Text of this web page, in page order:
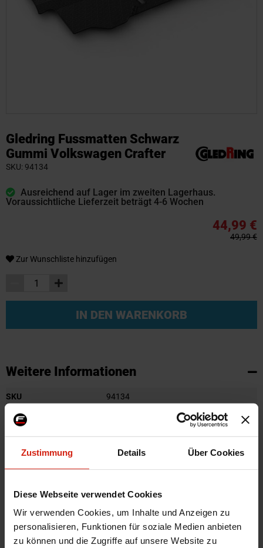
Zustimmung Details Über Cookies
Diese Webseite verwendet Cookies
Wir verwenden Cookies, um Inhalte und Anzeigen zu
personalisieren, Funktionen für soziale Medien anbieten
zu können und die Zugriffe auf unsere Website zu
Gledring Fussmatten Schwarz
Gummi Volkswagen Crafter
SKU 94134
Ausreichend auf Lager im zweiten Lagerhaus.
Voraussichtliche Lieferzeit beträgt 4-6 Wochen
49,99 €
44,99 €
Zur Wunschliste hinzufügen
IN DEN WARENKORB
Anfang
der
Bildgalerie
Weitere Informationen
Weitere
Informationen
SKU
94134
Marke
Farbe
Schwarz
Montagematerial
Nein
Automarkenname
Volkswagen
Automodell Name
Crafter